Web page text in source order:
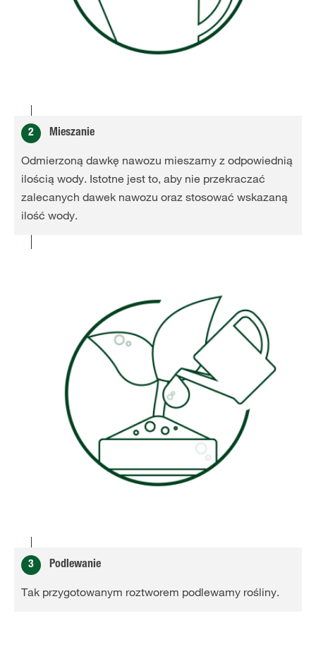
2 Mieszanie
Odmierzoną dawkę nawozu mieszamy z odpowiednią
ilością wody. Istotne jest to, aby nie przekraczać
zalecanych dawek nawozu oraz stosować wskazaną
ilość wody.
3 Podlewanie
Tak przygotowanym roztworem podlewamy rośliny.